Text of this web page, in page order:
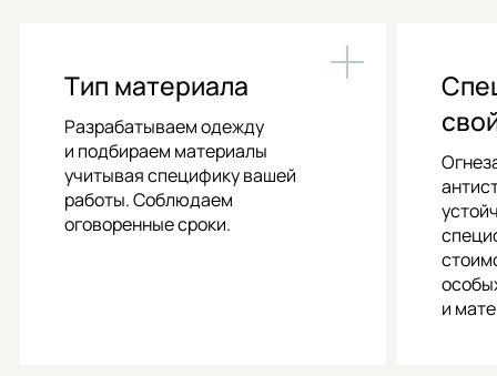
Тип материала
Разрабатываем одежду
и подбираем материалы
учитывая специфику вашей
работы. Соблюдаем
оговоренные сроки.
и